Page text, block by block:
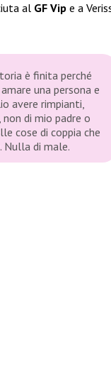
al GF Vip e a
è finita perché
una persona e
avere rimpianti,
di mio padre o
cose di coppia che
Nulla di male.